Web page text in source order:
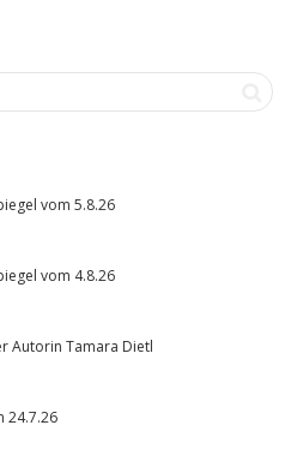
vom 5.8.26
vom 4.8.26
Autorin Tamara Dietl
24.7.26